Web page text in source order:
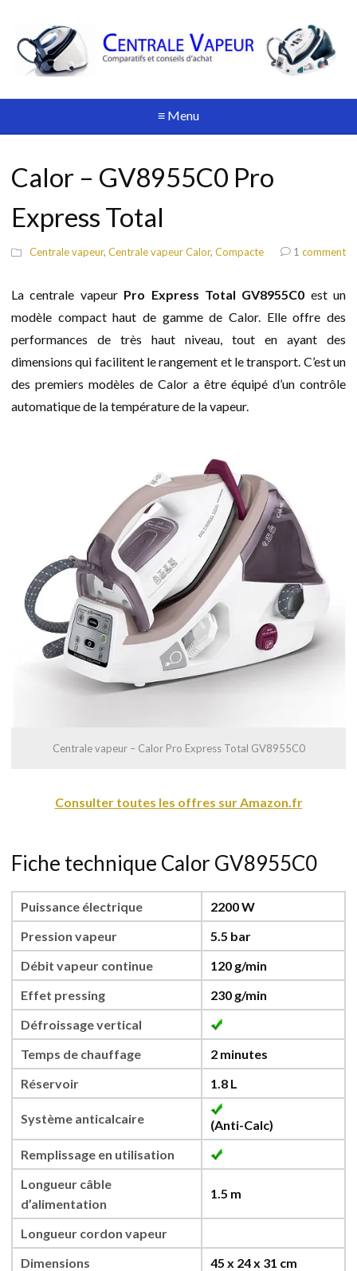
≡ Menu
Calor – GV8955C0 Pro
Express Total
Centrale vapeur, Centrale vapeur Calor, Compacte 1 comment
La centrale vapeur Pro Express Total GV8955C0 est un
modèle compact haut de gamme de Calor. Elle offre des
performances de très haut niveau, tout en ayant des
dimensions qui facilitent le rangement et le transport. C’est un
des premiers modèles de Calor a être équipé d’un contrôle
automatique de la température de la vapeur.
Centrale vapeur – Calor Pro Express Total GV8955C0
Consulter toutes les offres sur Amazon.fr
Fiche technique Calor GV8955C0
Puissance électrique
2200 W
Pression vapeur
5.5 bar
Débit vapeur continue
120 g/min
Effet pressing
230 g/min
Défroissage vertical
Temps de chauffage
2 minutes
Réservoir
1.8 L
Système anticalcaire
(Anti-Calc)
Remplissage en utilisation
Longueur câble
d’alimentation
1.5 m
Longueur cordon vapeur
Dimensions
45 x 24 x 31 cm